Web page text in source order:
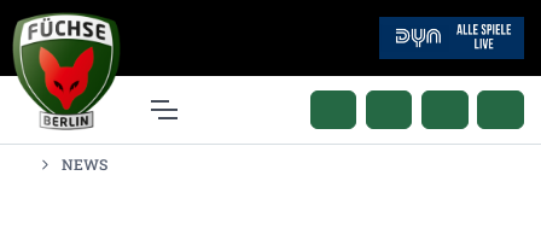
NEWS